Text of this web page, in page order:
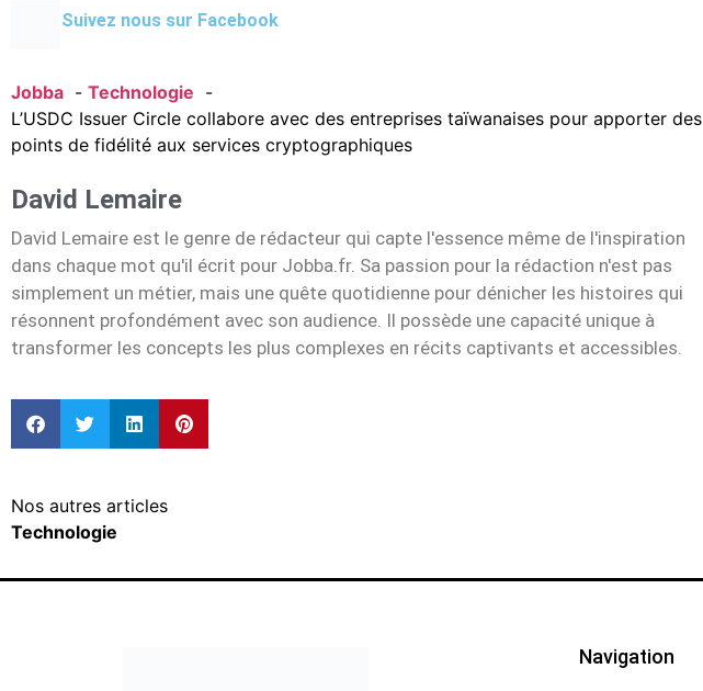
Suivez nous sur Facebook
Jobba
Technologie
L’USDC Issuer Circle collabore avec des entreprises taïwanaises pour apporter des
points de fidélité aux services cryptographiques
David Lemaire
David Lemaire est le genre de rédacteur qui capte l'essence même de l'inspiration
dans chaque mot qu'il écrit pour Jobba.fr. Sa passion pour la rédaction n'est pas
simplement un métier, mais une quête quotidienne pour dénicher les histoires qui
résonnent profondément avec son audience. Il possède une capacité unique à
transformer les concepts les plus complexes en récits captivants et accessibles.
Nos autres articles
Technologie
Navigation